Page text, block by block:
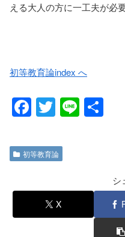
える大人の方に一工夫が必
初等教育論index へ
F
a
c
e
b
o
T
wi
tt
er
Li
n
初等教育論
シ
X